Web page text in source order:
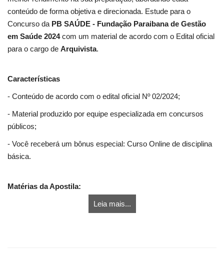
conteúdo de forma objetiva e direcionada. Estude para o
Concurso da PB SAÚDE - Fundação Paraibana de Gestão
em Saúde 2024com um material de acordo com o Edital oficial
para o cargo de Arquivista.
Características
- Conteúdo de acordo com o edital oficial Nº 02/2024;
- Material produzido por equipe especializada em concursos
públicos;
- Você receberá um bônus especial: Curso Online de disciplina
básica.
Matérias da Apostila:
Leia mais...